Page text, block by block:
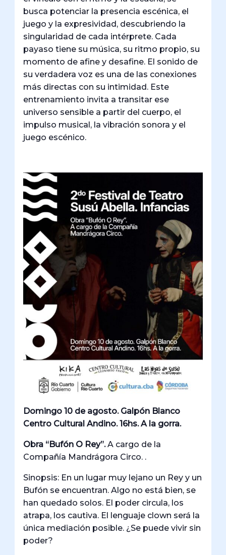
busca potenciar la presencia escénica, el
juego y la expresividad, descubriendo la
singularidad de cada intérprete. Cada
payaso tiene su música, su ritmo propio, su
momento de afine y desafine. El sonido de
su verdadera voz es una de las conexiones
más directas con su intimidad. Este
entrenamiento invita a transitar ese
universo sensible a partir del cuerpo, el
impulso musical, la vibración sonora y el
juego escénico.
Domingo 10 de agosto. Galpón Blanco
Centro Cultural Andino. 16hs. A la gorra.
Obra “Bufón O Rey”.A cargo de la
Compañía Mandrágora Circo. .
Sinopsis: En un lugar muy lejano un Rey y un
Bufón se encuentran. Algo no está bien, se
han quedado solos. El poder circula, los
atrapa, los cautiva. El lenguaje clown será la
única mediación posible. ¿Se puede vivir sin
poder?